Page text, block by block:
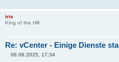
irix
King of the Hill
Re: vCenter - Einige Dienste
06.06.2025, 17:34